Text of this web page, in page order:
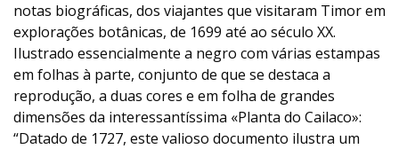
notas biográficas, dos viajantes que visitaram Timor em
explorações botânicas, de 1699 até ao século XX.
Ilustrado essencialmente a negro com várias estampas
em folhas à parte, conjunto de que se destaca a
reprodução, a duas cores e em folha de grandes
dimensões da interessantíssima «Planta do Cailaco»:
“Datado de 1727, este valioso documento ilustra um